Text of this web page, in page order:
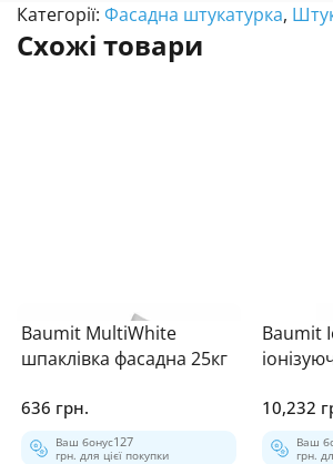
Категорії: Фасадна штукатурка,
Схожі товари
Baumit MultiWhite
шпаклівка фасадна 25кг
636 грн.
Ваш бонус127
грн. для цієї покупки
Baumit
10,232
Ваш
грн.